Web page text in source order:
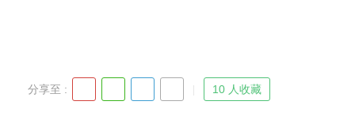
分享至 : 10 人收藏